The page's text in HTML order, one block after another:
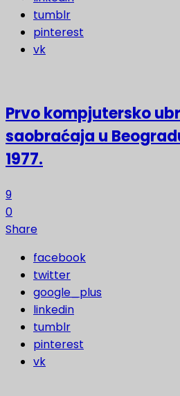
tumblr
pinterest
vk
Prvo kompjutersko
saobraćaja u
1977.
9
0
Share
facebook
twitter
google_plus
linkedin
tumblr
pinterest
vk